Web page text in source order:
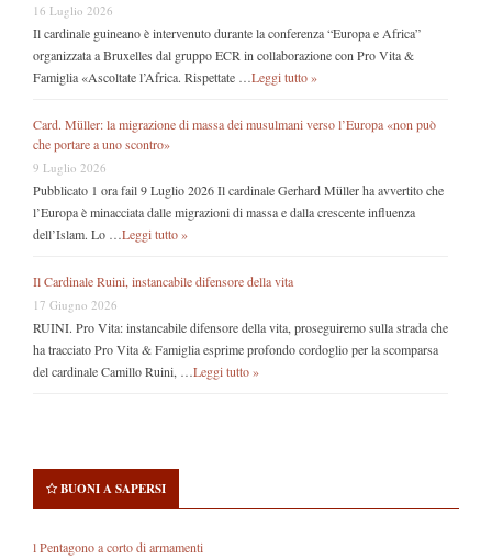
16 Luglio 2026
Il cardinale guineano è intervenuto durante la conferenza “Europa e Africa”
organizzata a Bruxelles dal gruppo ECR in collaborazione con Pro Vita &
Famiglia «Ascoltate l’Africa. Rispettate … Leggi tutto »
Card. Müller: la migrazione di massa dei musulmani verso l’Europa «non può
che portare a uno scontro»
9 Luglio 2026
Pubblicato 1 ora fail 9 Luglio 2026 Il cardinale Gerhard Müller ha avvertito che
l’Europa è minacciata dalle migrazioni di massa e dalla crescente influenza
dell’Islam. Lo … Leggi tutto »
Il Cardinale Ruini, instancabile difensore della vita
17 Giugno 2026
RUINI. Pro Vita: instancabile difensore della vita, proseguiremo sulla strada che
ha tracciato Pro Vita & Famiglia esprime profondo cordoglio per la scomparsa
del cardinale Camillo Ruini, … Leggi tutto »
BUONI A SAPERSI
l Pentagono a corto di armamenti